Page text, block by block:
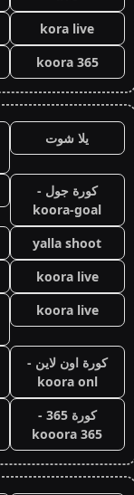
kora live
koora 365
يلا شوت
كورة جول -
koora-goal
yalla shoot
koora live
koora live
كورة اون لاين -
koora onl
كورة 365 -
kooora 365